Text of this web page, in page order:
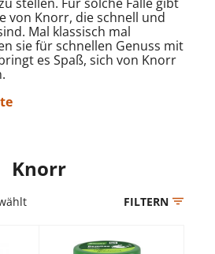
von Knorr, die schnell und
Mal klassisch mal
sie für schnellen Genuss mit
es Spaß, sich von Knorr
Knorr
FILTERN